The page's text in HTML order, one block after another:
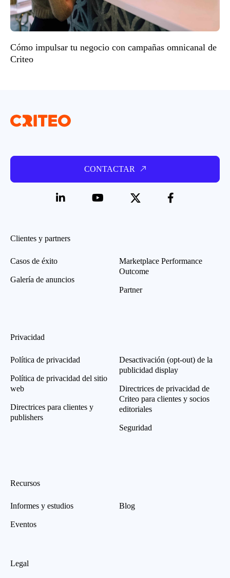
Cómo impulsar tu negocio con campañas omnicanal de
Criteo
CONTACTAR
Clientes y partners
Casos de éxito
Galería de anuncios
Marketplace Performance
Outcome
Partner
Privacidad
Política de privacidad
Política de privacidad del sitio
web
Directrices para clientes y
publishers
Desactivación (opt-out) de la
publicidad display
Directrices de privacidad de
Criteo para clientes y socios
editoriales
Seguridad
Recursos
Informes y estudios
Eventos
Blog
Legal